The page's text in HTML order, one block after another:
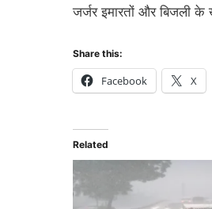
जर्जर इमारतों और बिजली
Share this:
Facebook X
Related